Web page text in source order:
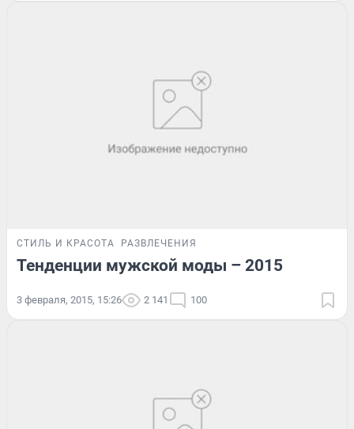
СТИЛЬ И КРАСОТА РАЗВЛЕЧЕНИЯ
Тенденции мужской моды – 2015
3 февраля, 2015, 15:26 2 141 100